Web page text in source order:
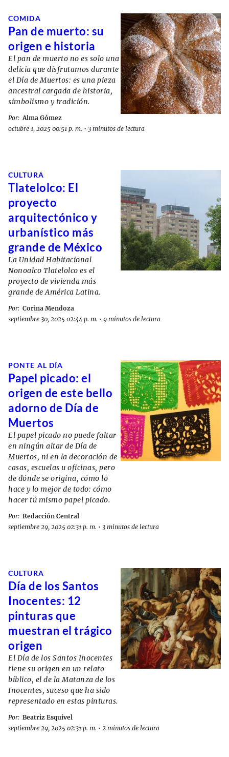
COMIDA
Pan de muerto: su
origen e historia
El pan de muerto no es solo una
delicia que disfrutamos durante
el Día de Muertos: es una pieza
ancestral cargada de historia,
simbolismo y tradición.
Por: Alma Gómez
octubre 1, 2025 00:51 p. m. • 3 minutos de lectura
CULTURA
Tlatelolco: El
proyecto
arquitectónico y
urbanístico más
grande de México
La Unidad Habitacional
Nonoalco Tlatelolco es el
proyecto de vivienda más
grande de América Latina.
Por: Corina Mendoza
septiembre 30, 2025 02:44 p. m. • 9 minutos de lectura
PONTE AL DÍA
Papel picado: el
origen de este bello
adorno de Día de
Muertos
El papel picado no puede faltar
en ningún altar de Día de
Muertos, ni en la decoración de
casas, escuelas u oficinas, pero
de dónde se origina, cómo lo
hace y lo mejor de todo: cómo
hacer tú mismo papel picado.
Por: Redacción Central
septiembre 29, 2025 02:31 p. m. • 3 minutos de lectura
CULTURA
Día de los Santos
Inocentes: 12
pinturas que
muestran el trágico
origen
El Día de los Santos Inocentes
tiene su origen en un relato
bíblico, el de la Matanza de los
Inocentes, suceso que ha sido
representado en estas pinturas.
Por: Beatriz Esquivel
septiembre 29, 2025 02:31 p. m. • 2 minutos de lectura